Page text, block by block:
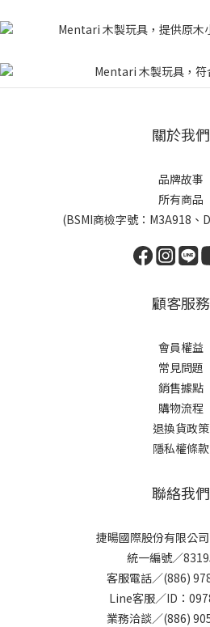
關於我們
品牌故事
所有商品
(BSMI商檢字號：M3A918、
顧客服務
會員權益
常見問題
銷售據點
購物流程
退換貨政策
隱私權條款
聯絡我們
捷暘國際股份有限公
統一編號／
客服電話／(886)
Line客服／ID：
業務洽談／(886)